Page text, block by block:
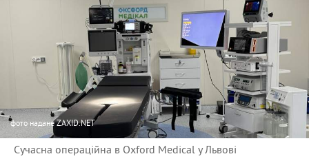
фото надане ZAXID.NET
Сучасна операційна в Oxford Medical у Львові